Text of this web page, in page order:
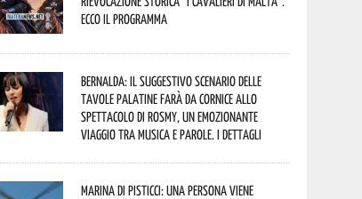
Ecco il programma
Bernalda: il suggestivo scenario delle
Tavole Palatine farà da cornice allo
spettacolo di Rosmy, un emozionante
viaggio tra musica e parole. I dettagli
Marina di Pisticci: una persona viene